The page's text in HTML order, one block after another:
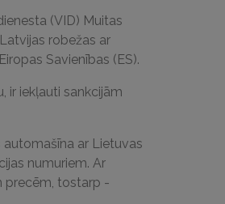
(VID) Muitas
robežas ar
Savienības (ES).
ir iekļauti sankcijām
ar Lietuvas
numuriem. Ar
precēm, tostarp -